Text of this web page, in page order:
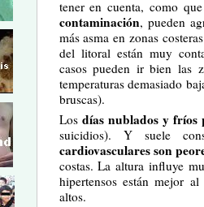
tener en cuenta, como
contaminación, pueden
más asma en zonas
del litoral están muy
casos pueden ir bien las
temperaturas demasiado
bruscas).
Los días nublados y fríos
suicidios). Y suele
cardiovasculares son
costas. La altura influye
hipertensos están mejor
altos.